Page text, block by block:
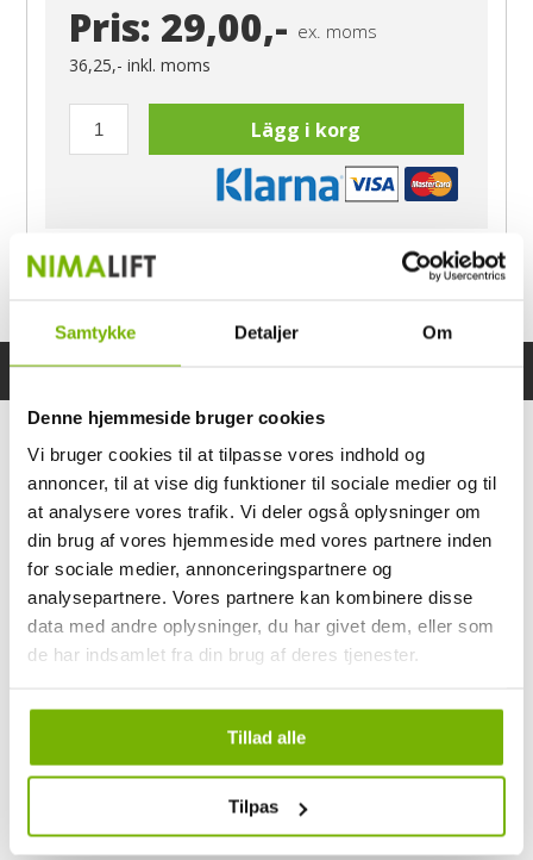
Samtykke Detaljer Om
Denne hjemmeside bruger cookies
Vi bruger cookies til at tilpasse vores indhold og
annoncer, til at vise dig funktioner til sociale medier og til
at analysere vores trafik. Vi deler også oplysninger om
din brug af vores hjemmeside med vores partnere inden
for sociale medier, annonceringspartnere og
analysepartnere. Vores partnere kan kombinere disse
data med andre oplysninger, du har givet dem, eller som
de har indsamlet fra din brug af deres tjenester.
Tillad alle
Tilpas
Pris: 29,00,- ex. moms
36,25,-inkl. moms
Lägg i korg
Vi letar efter stjärnor!